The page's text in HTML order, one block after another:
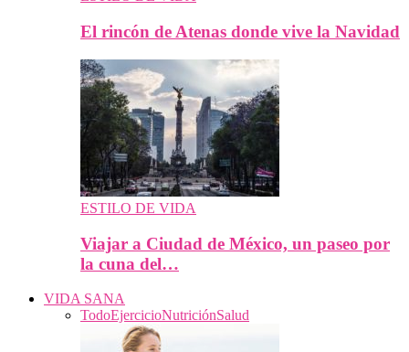
El rincón de Atenas donde vive la Navidad
ESTILO DE VIDA
Viajar a Ciudad de México, un paseo por
la cuna del…
VIDA SANA
TodoEjercicioNutriciónSalud